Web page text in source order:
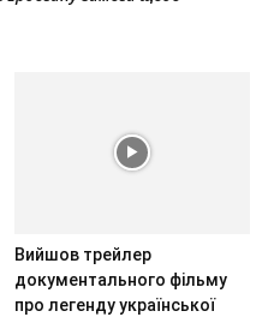
Вийшов трейлер
документального фільму
про легенду української